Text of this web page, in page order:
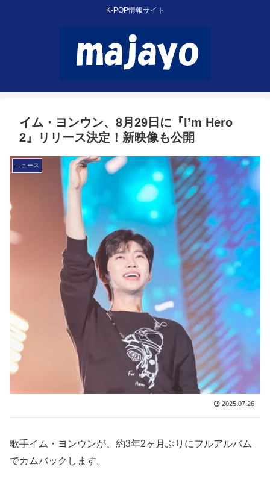
K-POP情報サイト
イム・ヨンウン、8月29日に『I’m Hero
2』リリース決定！新映像も公開
ニュース
2025.07.26
歌手イム・ヨンウンが、約3年2ヶ月ぶりにフルアルバム
でカムバックします。